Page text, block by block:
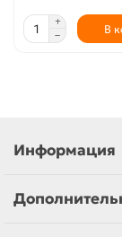
В
Информация